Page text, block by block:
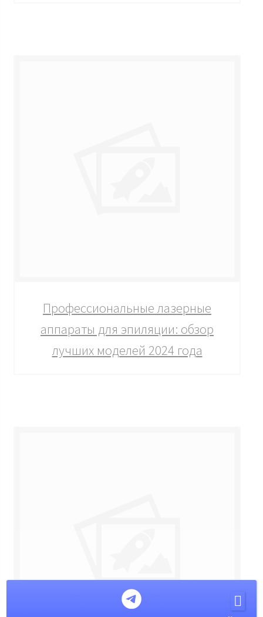
Профессиональные лазерные
аппараты для эпиляции: обзор
лучших моделей 2024 года